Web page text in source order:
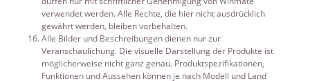
verwendet werden. Alle Rechte, die hier nicht ausdrücklich
gewährt werden, bleiben vorbehalten.
Alle Bilder und Beschreibungen dienen nur zur
Veranschaulichung. Die visuelle Darstellung der Produkte ist
möglicherweise nicht ganz genau. Produktspezifikationen,
Funktionen und Aussehen können je nach Modell und Land